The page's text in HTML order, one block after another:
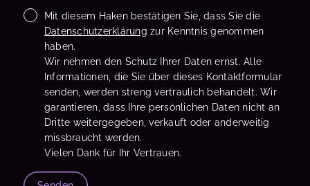
Mit diesem Haken bestätigen Sie, dass Sie die
Datenschutzerklärung zur Kenntnis genommen
haben.
Wir nehmen den Schutz Ihrer Daten ernst. Alle
Informationen, die Sie über dieses Kontaktformular
senden, werden streng vertraulich behandelt. Wir
garantieren, dass Ihre persönlichen Daten nicht an
Dritte weitergegeben, verkauft oder anderweitig
missbraucht werden.
Vielen Dank für Ihr Vertrauen.